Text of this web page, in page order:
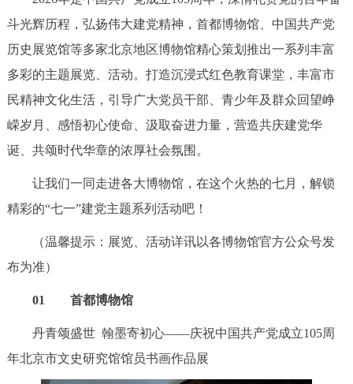
斗光辉历程，弘扬伟大建党精神，首都博物馆、中国共产党
历史展览馆等多家北京地区博物馆精心策划推出一系列丰富
多彩的主题展览、活动。打造沉浸式红色教育课堂，丰富市
民精神文化生活，引导广大党员干部、青少年及群众回望峥
嵘岁月、感悟初心使命、汲取奋进力量，营造共庆建党华
诞、共颂时代华章的浓厚社会氛围。
让我们一同走进各大博物馆，在这个火热的七月，解锁
精彩的“七一”建党主题系列活动吧！
（温馨提示：展览、活动详讯以各博物馆官方公众号发
布为准）
01 首都博物馆
丹青颂盛世 翰墨寄初心——庆祝中国共产党成立105周
年北京市文史研究馆馆员书画作品展